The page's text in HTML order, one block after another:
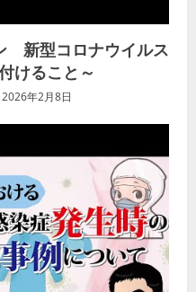
新型コロナウイルス
けること～
2026年2月8日